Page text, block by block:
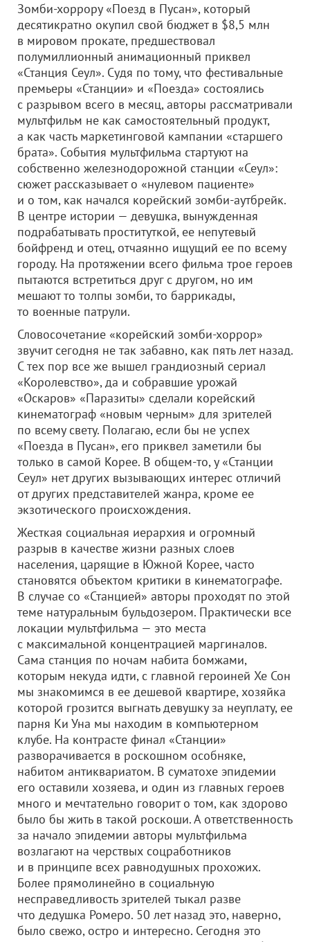
Зомби-хоррору «Поезд в Пусан», который
десятикратно окупил свой бюджет в $8,5 млн
в мировом прокате, предшествовал
полумиллионный анимационный приквел
«Станция Сеул». Судя по тому, что фестивальные
премьеры «Станции» и «Поезда» состоялись
с разрывом всего в месяц, авторы рассматривали
мультфильм не как самостоятельный продукт,
а как часть маркетинговой кампании «старшего
брата». События мультфильма стартуют на
собственно железнодорожной станции «Сеул»:
сюжет рассказывает о «нулевом пациенте»
и о том, как начался корейский зомби-аутбрейк.
В центре истории — девушка, вынужденная
подрабатывать проституткой, ее непутевый
бойфренд и отец, отчаянно ищущий ее по всему
городу. На протяжении всего фильма трое героев
пытаются встретиться друг с другом, но им
мешают то толпы зомби, то баррикады,
то военные патрули.
Словосочетание «корейский зомби-хоррор»
звучит сегодня не так забавно, как пять лет назад.
С тех пор все же вышел грандиозный сериал
«Королевство», да и собравшие урожай
«Оскаров» «Паразиты» сделали корейский
кинематограф «новым черным» для зрителей
по всему свету. Полагаю, если бы не успех
«Поезда в Пусан», его приквел заметили бы
только в самой Корее. В общем-то, у «Станции
Сеул» нет других вызывающих интерес отличий
от других представителей жанра, кроме ее
экзотического происхождения.
Жесткая социальная иерархия и огромный
разрыв в качестве жизни разных слоев
населения, царящие в Южной Корее, часто
становятся объектом критики в кинематографе.
В случае со «Станцией» авторы проходят по этой
теме натуральным бульдозером. Практически все
локации мультфильма — это места
с максимальной концентрацией маргиналов.
Сама станция по ночам набита бомжами,
которым некуда идти, с главной героиней Хе Сон
мы знакомимся в ее дешевой квартире, хозяйка
которой грозится выгнать девушку за неуплату, ее
парня Ки Уна мы находим в компьютерном
клубе. На контрасте финал «Станции»
разворачивается в роскошном особняке,
набитом антиквариатом. В суматохе эпидемии
его оставили хозяева, и один из главных героев
много и мечтательно говорит о том, как здорово
было бы жить в такой роскоши. А ответственность
за начало эпидемии авторы мультфильма
возлагают на черствых соцработников
и в принципе всех равнодушных прохожих.
Более прямолинейно в социальную
несправедливость зрителей тыкал разве
что дедушка Ромеро. 50 лет назад это, наверно,
было свежо, остро и интересно. Сегодня это